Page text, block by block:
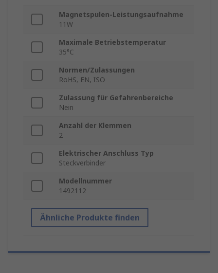
Magnetspulen-Leistungsaufnahme
11W
Maximale Betriebstemperatur
35°C
Normen/Zulassungen
RoHS, EN, ISO
Zulassung für Gefahrenbereiche
Nein
Anzahl der Klemmen
2
Elektrischer Anschluss Typ
Steckverbinder
Modellnummer
1492112
Ähnliche Produkte finden